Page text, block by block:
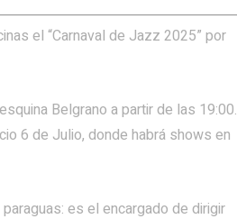
el “Carnaval de Jazz 2025” por
Belgrano a partir de las 19:00.
6 de Julio, donde habrá shows en
es el encargado de dirigir